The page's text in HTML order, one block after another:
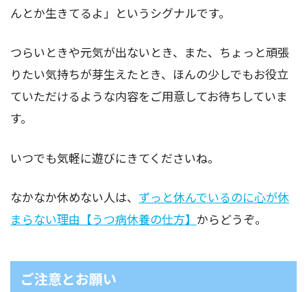
んとか生きてるよ」というシグナルです。
つらいときや元気が出ないとき、また、ちょっと頑張
りたい気持ちが芽生えたとき、ほんの少しでもお役立
ていただけるような内容をご用意してお待ちしていま
す。
いつでも気軽に遊びにきてくださいね。
なかなか休めない人は、 ずっと休んでいるのに心が休
まらない理由【うつ病休養の仕方】 からどうぞ。
ご注意とお願い